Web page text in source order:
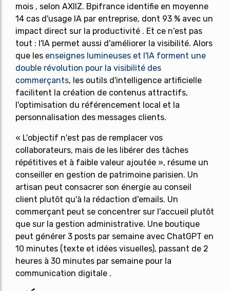
mois , selon AXIIZ. Bpifrance identifie en moyenne
14 cas d'usage IA par entreprise, dont 93 % avec un
impact direct sur la productivité . Et ce n'est pas
tout : l'IA permet aussi d'améliorer la visibilité. Alors
que les enseignes lumineuses et l'IA forment une
double révolution pour la visibilité des
commerçants, les outils d'intelligence artificielle
facilitent la création de contenus attractifs,
l'optimisation du référencement local et la
personnalisation des messages clients.
« L'objectif n'est pas de remplacer vos
collaborateurs, mais de les libérer des tâches
répétitives et à faible valeur ajoutée », résume un
conseiller en gestion de patrimoine parisien. Un
artisan peut consacrer son énergie au conseil
client plutôt qu'à la rédaction d'emails. Un
commerçant peut se concentrer sur l'accueil plutôt
que sur la gestion administrative. Une boutique
peut générer 3 posts par semaine avec ChatGPT en
10 minutes (texte et idées visuelles), passant de 2
heures à 30 minutes par semaine pour la
communication digitale .